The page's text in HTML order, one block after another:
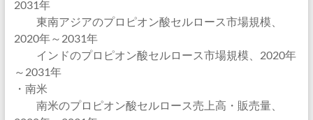
2031年
東南アジアのプロピオン酸セルロース市場規模、
2020年～2031年
インドのプロピオン酸セルロース市場規模、2020年
～2031年
・南米
南米のプロピオン酸セルロース売上高・販売量、